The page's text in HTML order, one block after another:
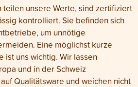
teilen unsere Werte, sind zertifiziert
kontrolliert. Sie befinden sich
um unnötige
Eine möglichst kurze
ist uns wichtig. Wir lassen
und in der Schweiz
Qualitätsware und weichen nicht